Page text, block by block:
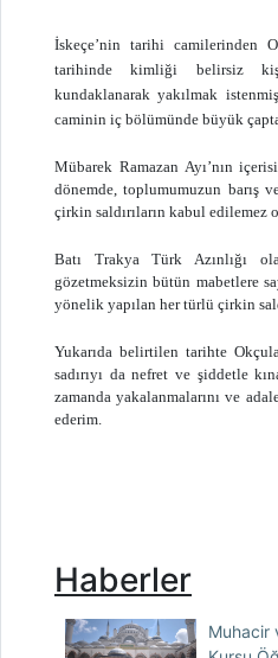
İskeçe’nin tarihi camilerinden
tarihinde kimliği belirsiz
kundaklanarak yakılmak
caminin iç bölümünde büyük
Mübarek Ramazan Ayı’nın
dönemde, toplumumuzun barış
çirkin saldırıların kabul edilemez
Batı Trakya Türk Azınlığı
gözetmeksizin bütün mabetlere
yönelik yapılan her türlü çirkin
Yukarıda belirtilen tarihte
sadırıyı da nefret ve şiddetle
zamanda yakalanmalarını ve
ederim.
Haberler
Muhacir